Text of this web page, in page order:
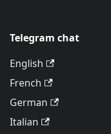
Telegram chat
English
French
German
Italian